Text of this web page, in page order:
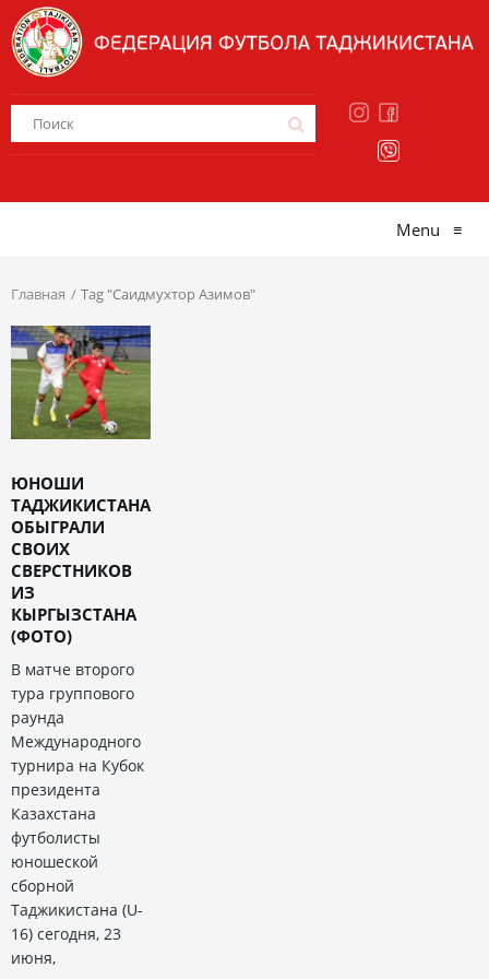
Menu ≡
Главная Tag "Саидмухтор Азимов"
ЮНОШИ
ТАДЖИКИСТАНА
ОБЫГРАЛИ
СВОИХ
СВЕРСТНИКОВ
ИЗ
КЫРГЫЗСТАНА
(ФОТО)
В матче второго
тура группового
раунда
Международного
турнира на Кубок
президента
Казахстана
футболисты
юношеской
сборной
Таджикистана (U-
16) сегодня, 23
июня,